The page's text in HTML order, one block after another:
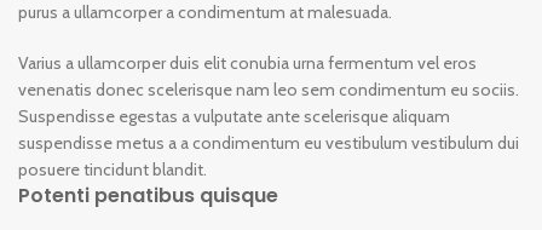
purus a ullamcorper a condimentum at malesuada.
Varius a ullamcorper duis elit conubia urna fermentum vel eros
venenatis donec scelerisque nam leo sem condimentum eu sociis.
Suspendisse egestas a vulputate ante scelerisque aliquam
suspendisse metus a a condimentum eu vestibulum vestibulum dui
posuere tincidunt blandit.
Potenti penatibus quisque